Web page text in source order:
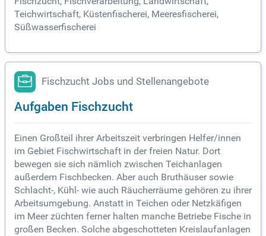
Teichwirtschaft, Küstenfischerei, Meeresfischerei,
Süßwasserfischerei
Fischzucht Jobs und Stellenangebote
Aufgaben Fischzucht
Einen Großteil ihrer Arbeitszeit verbringen Helfer/innen
im Gebiet Fischwirtschaft in der freien Natur. Dort
bewegen sie sich nämlich zwischen Teichanlagen
außerdem Fischbecken. Aber auch Bruthäuser sowie
Schlacht-, Kühl- wie auch Räucherräume gehören zu ihrer
Arbeitsumgebung. Anstatt in Teichen oder Netzkäfigen
im Meer züchten ferner halten manche Betriebe Fische in
großen Becken. Solche abgeschotteten Kreislaufanlagen